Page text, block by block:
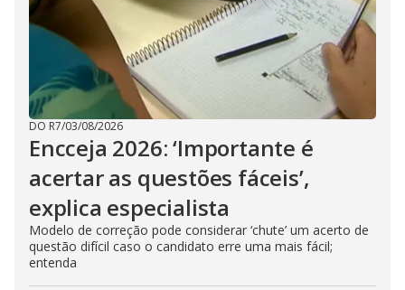
DO R7/03/08/2026
Encceja 2026: ‘Importante é
acertar as questões fáceis’,
explica especialista
Modelo de correção pode considerar ‘chute’ um acerto de
questão difícil caso o candidato erre uma mais fácil;
entenda